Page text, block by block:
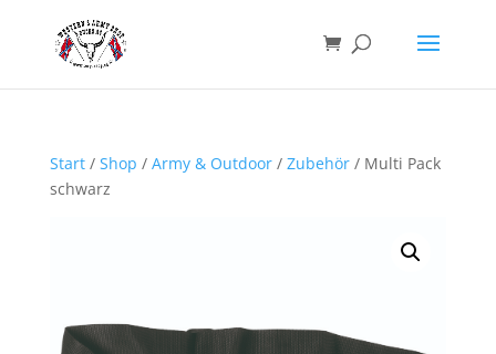
Start/ Shop / Army & Outdoor/ Zubehör/ Multi Pack
schwarz